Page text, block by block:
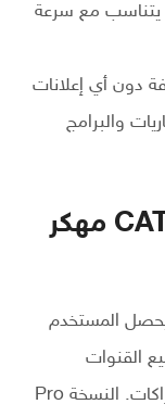
يتناسب مع سرعة
دون أي إعلانات
والبرامج
تنزيل CATALAN TV Pro Apk مهكر
المستخدم
القنوات
المدفوعة والمحتوى الحصري دون أي اشتراكات. النسخة Pro